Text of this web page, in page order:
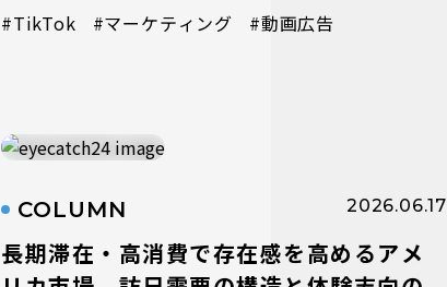
#TikTok #マーケティング #動画広告
COLUMN 2026.06.17
長期滞在・高消費で存在感を高めるアメ